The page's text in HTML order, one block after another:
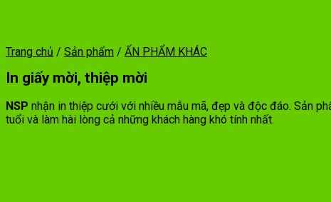
Trang chủ / Sản phẩm / ẤN PHẨM KHÁC
In giấy mời, thiệp mời
NSP nhận in thiệp cưới với nhiều mẫu mã, đẹp và độc đáo. Sản
tuổi và làm hài lòng cả những khách hàng khó tính nhất.